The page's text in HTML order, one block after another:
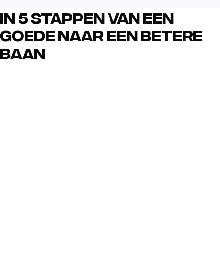
In 5 stappen van een
goede naar een betere
baan